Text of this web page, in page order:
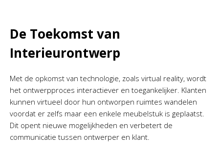
De Toekomst van
Interieurontwerp
Met de opkomst van technologie, zoals virtual reality, wordt
het ontwerpproces interactiever en toegankelijker. Klanten
kunnen virtueel door hun ontworpen ruimtes wandelen
voordat er zelfs maar een enkele meubelstuk is geplaatst.
Dit opent nieuwe mogelijkheden en verbetert de
communicatie tussen ontwerper en klant.